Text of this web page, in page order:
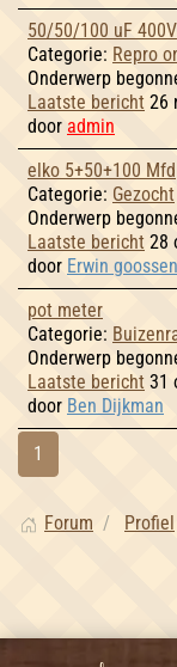
50/50/100 uF 400V
Categorie: Repro
Onderwerp
Laatste bericht 26
door admin
elko 5+50+100 Mfd
Categorie: Gezocht
Onderwerp
Laatste bericht 28
door Erwin
pot meter
Categorie:
Onderwerp
Laatste bericht 31
door Ben Dijkman
1
Forum Profiel